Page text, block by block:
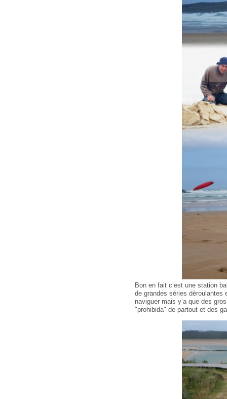
Bon en fait c’est une station
de grandes séries déroulantes
naviguer mais y’a que des
"prohibida" de partout et des